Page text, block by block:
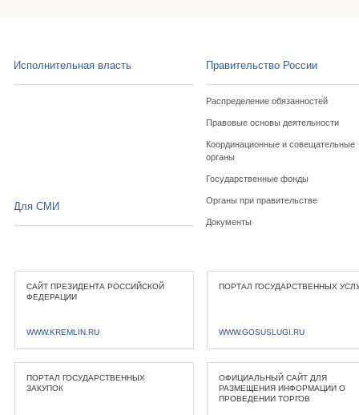
Исполнительная власть Правительство России
Распределение обязанностей
Правовые основы деятельности
Координационные и совещательные
органы
Государственные фонды
Органы при правительстве
Документы
Для СМИ
САЙТ ПРЕЗИДЕНТА РОССИЙСКОЙ
ФЕДЕРАЦИИ
WWW.KREMLIN.RU
ПОРТАЛ ГОСУДАРСТВЕННЫХ
WWW.GOSUSLUGI.RU
ПОРТАЛ ГОСУДАРСТВЕННЫХ
ЗАКУПОК
ОФИЦИАЛЬНЫЙ САЙТ ДЛЯ
РАЗМЕЩЕНИЯ ИНФОРМАЦИИ О
ПРОВЕДЕНИИ ТОРГОВ